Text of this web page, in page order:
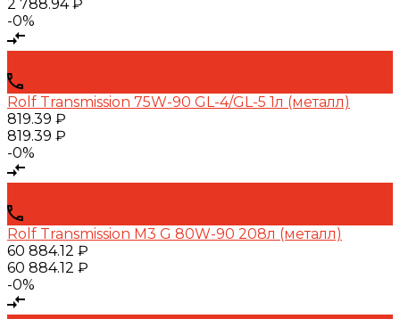
2 788.94 ₽
-0%
Rolf Transmission 75W-90 GL-4/GL-5 1л (металл)
819.39 ₽
819.39 ₽
-0%
Rolf Transmission M3 G 80W-90 208л (металл)
60 884.12 ₽
60 884.12 ₽
-0%